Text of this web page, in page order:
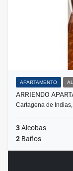
APARTAMENTO
ARRIENDO
Cartagena de
3Alcobas
2 Baños